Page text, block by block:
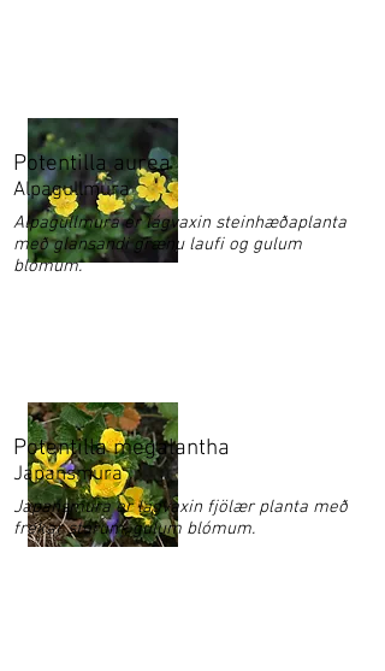
Alpagullmura
Potentilla aurea
Alpagullmura er lágvaxin steinhæðaplanta
með glansandi grænu laufi og gulum
blómum.
Japansmura
Potentilla megalantha
Japansmura er lágvaxin fjölær planta með
frekar stórum, gulum blómum.